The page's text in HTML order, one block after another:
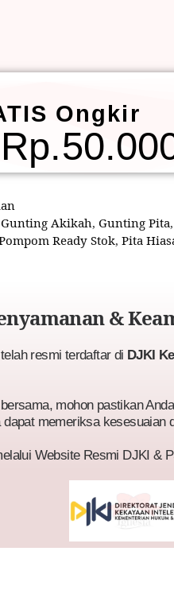
Ongkir
Gunting Akikah, Gunting Pita,
Ready Stok, Pita
&
resmi terdaftar di DJKI
mohon pastikan
dapat memeriksa kesesuaian
Website Resmi DJKI &